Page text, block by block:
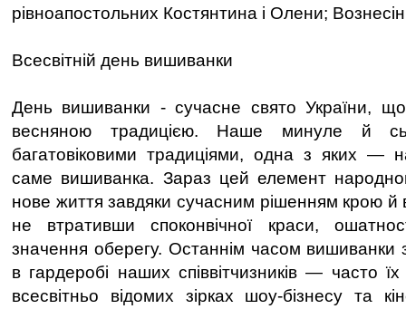
рівноапостольних Костянтина і Олени;
Всесвітній день вишиванки
День вишиванки - сучасне свято України,
весняною традицією. Наше минуле й
багатовіковими традиціями, одна з яких —
саме вишиванка. Зараз цей елемент
нове життя завдяки сучасним рішенням крою й
не втративши споконвічної краси,
значення оберегу. Останнім часом вишиванки
в гардеробі наших співвітчизників — часто
всесвітньо відомих зірках шоу-бізнесу та